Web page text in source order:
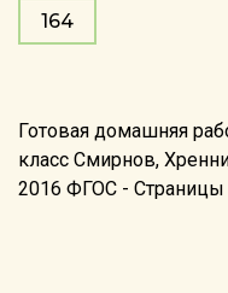
164
Готовая домашняя
класс Смирнов,
2016 ФГОС - Страницы